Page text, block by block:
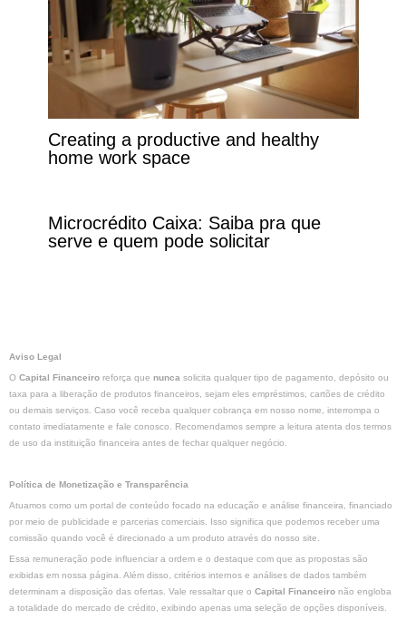
Creating a productive and healthy
home work space
Microcrédito Caixa: Saiba pra que
serve e quem pode solicitar
Aviso Legal
O Capital Financeiro reforça que nunca solicita qualquer tipo de pagamento, depósito ou
taxa para a liberação de produtos financeiros, sejam eles empréstimos, cartões de crédito
ou demais serviços. Caso você receba qualquer cobrança em nosso nome, interrompa o
contato imediatamente e fale conosco. Recomendamos sempre a leitura atenta dos termos
de uso da instituição financeira antes de fechar qualquer negócio.
Política de Monetização e Transparência
Atuamos como um portal de conteúdo focado na educação e análise financeira, financiado
por meio de publicidade e parcerias comerciais. Isso significa que podemos receber uma
comissão quando você é direcionado a um produto através do nosso site.
Essa remuneração pode influenciar a ordem e o destaque com que as propostas são
exibidas em nossa página. Além disso, critérios internos e análises de dados também
determinam a disposição das ofertas. Vale ressaltar que o Capital Financeiro não engloba
a totalidade do mercado de crédito, exibindo apenas uma seleção de opções disponíveis.